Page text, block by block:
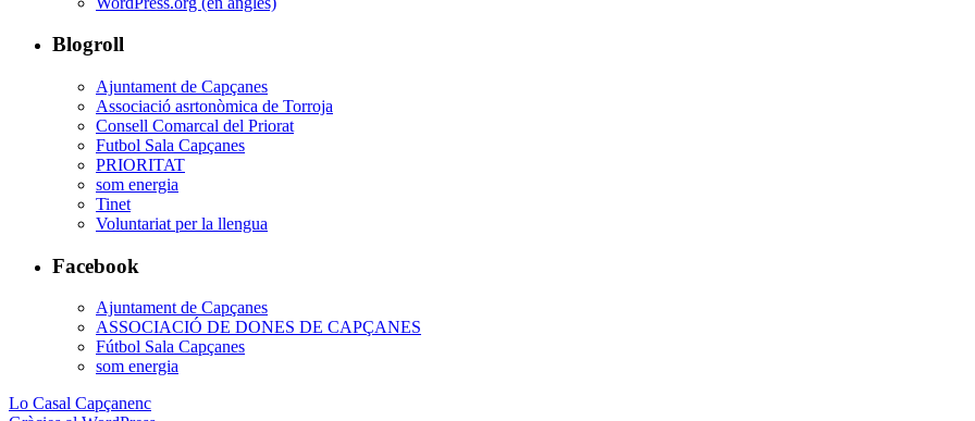
Blogroll
Ajuntament de Capçanes
Associació asrtonòmica de Torroja
Consell Comarcal del Priorat
Futbol Sala Capçanes
PRIORITAT
som energia
Tinet
Voluntariat per la llengua
Facebook
Ajuntament de Capçanes
ASSOCIACIÓ DE DONES DE CAPÇANES
Fútbol Sala Capçanes
som energia
Lo Casal Capçanenc